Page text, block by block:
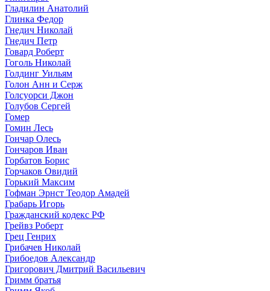
Гладилин Анатолий
Глинка Федор
Гнедич Николай
Гнедич Петр
Говард Роберт
Гоголь Николай
Голдинг Уильям
Голон Анн и Серж
Голсуорси Джон
Голубов Сергей
Гомер
Гомин Лесь
Гончар Олесь
Гончаров Иван
Горбатов Борис
Горчаков Овидий
Горький Максим
Гофман Эрнст Теодор Амадей
Грабарь Игорь
Гражданский кодекс РФ
Грейвз Роберт
Грец Генрих
Грибачев Николай
Грибоедов Александр
Григорович Дмитрий Васильевич
Гримм братья